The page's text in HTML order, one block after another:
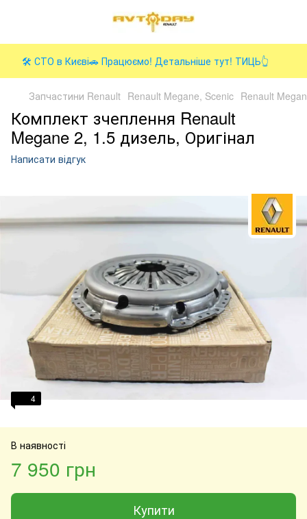
🛠️ СТО в Києві🚗 Працюємо! Детальніше тут! ТИЦЬ👆
Запчастини Renault Renault Megane, Scenic Renault
Комплект зчеплення Renault
Megane 2, 1.5 дизель, Оригінал
Написати відгук
4
В наявності
7 950 грн
Купити